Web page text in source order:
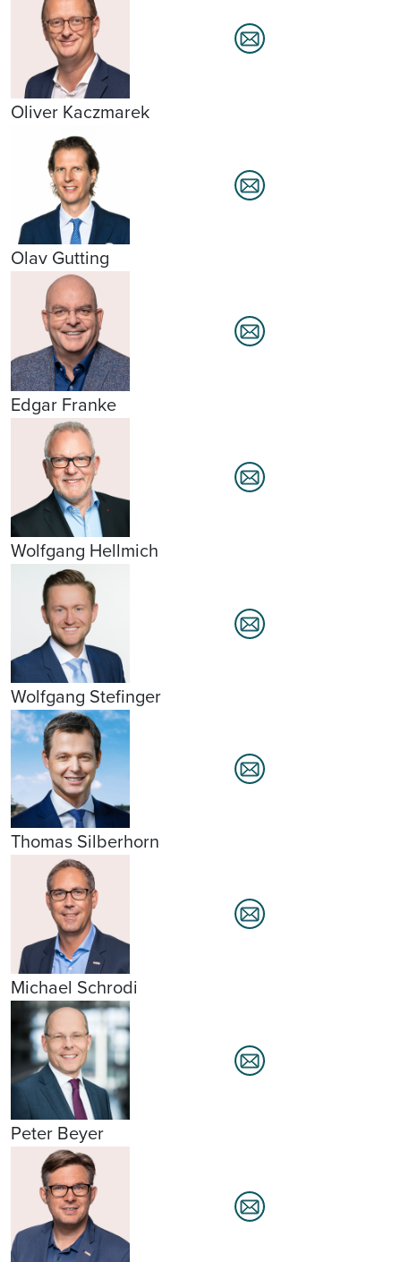
Oliver Kaczmarek
Olav Gutting
Edgar Franke
Wolfgang Hellmich
Wolfgang Stefinger
Thomas Silberhorn
Michael Schrodi
Peter Beyer